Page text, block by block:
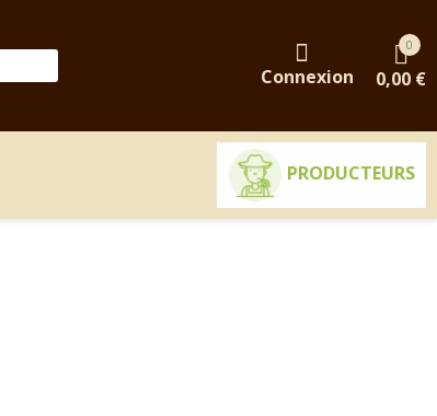
Connexion
0
0,00 €
PRODUCTEURS